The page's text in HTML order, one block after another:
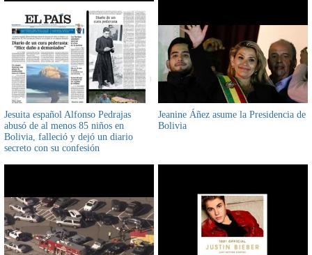
Jesuita español Alfonso Pedrajas
abusó de al menos 85 niños en
Bolivia, falleció y dejó un diario
secreto con su confesión
Jeanine Áñez asume la Presidencia de
Bolivia